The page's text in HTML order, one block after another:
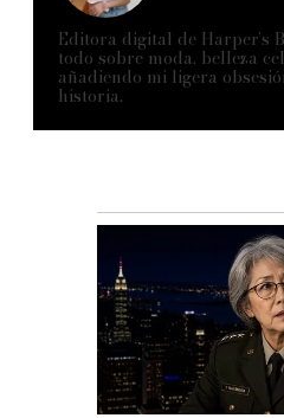
Editora digital de Harper’s
todo sobre moda, belleza
añadiendo mi ligera
historia.